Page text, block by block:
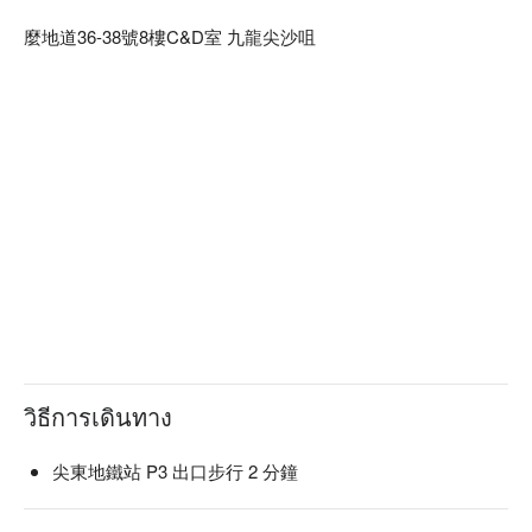
麼地道36-38號8樓C&D室 九龍尖沙咀
วิธีการเดินทาง
尖東地鐵站 P3 出口步行 2 分鐘